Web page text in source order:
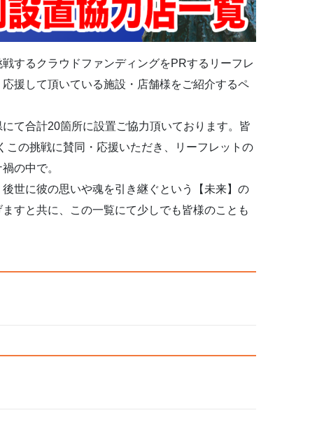
するクラウドファンディングをPRするリーフレ
援して頂いている施設・店舗様をご紹介するペ
て合計20箇所に設置ご協力頂いております。皆
の挑戦に賛同・応援いただき、リーフレットの
の中で。
世に彼の思いや魂を引き継ぐという【未来】の
すと共に、この一覧にて少しでも皆様のことも